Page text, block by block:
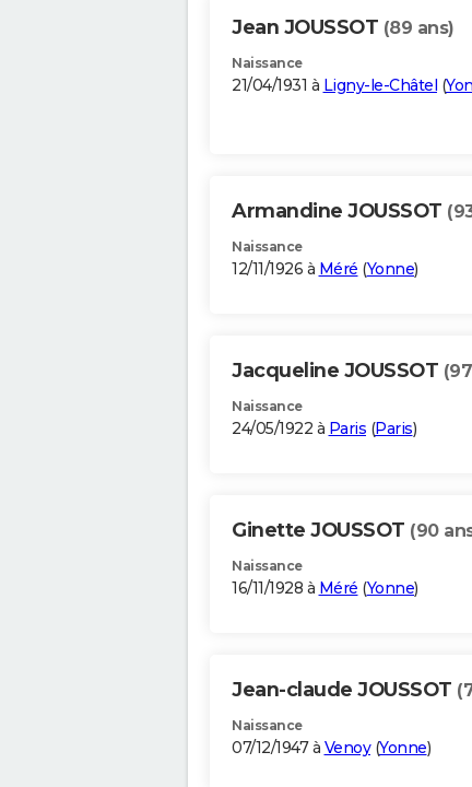
Jean JOUSSOT (89 ans)
Naissance
21/04/1931 à Ligny-le-Châtel (
Armandine JOUSSOT
Naissance
12/11/1926 à Méré (Yonne)
Jacqueline JOUSSOT
Naissance
24/05/1922 à Paris (Paris)
Ginette JOUSSOT (90
Naissance
16/11/1928 à Méré (Yonne)
Jean-claude JOUSSOT
Naissance
07/12/1947 à Venoy(Yonne)